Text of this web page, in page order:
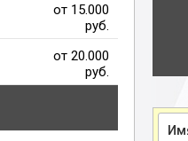
от 15.000
руб.
от 20.000
руб.